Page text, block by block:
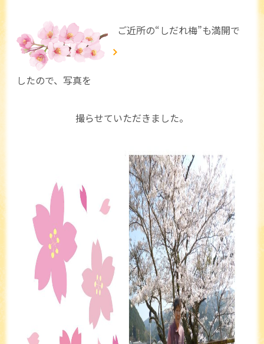
ご近所の“しだれ梅”も満開で
したので、写真を
撮らせていただきました。